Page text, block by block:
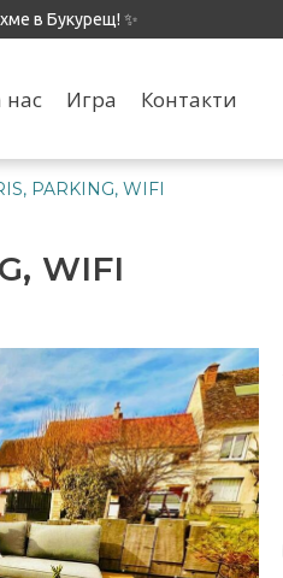
в Букурещ! ✨
нас Игра Контакти
PARKING, WIFI
WIFI